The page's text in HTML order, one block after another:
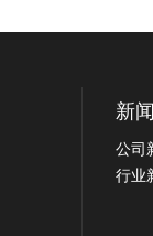
新
公司
行业